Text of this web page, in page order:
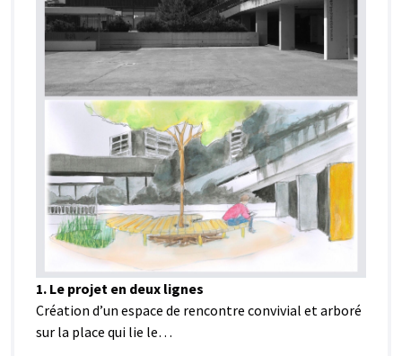
1. Le projet en deux lignes
Création d’un espace de rencontre convivial et arboré
sur la place qui lie le…